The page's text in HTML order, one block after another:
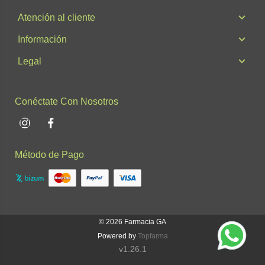
Atención al cliente
Información
Legal
Conéctate Con Nosotros
InstagramFacebook
Método de Pago
© 2026 Farmacia GA
Powered by Topfarma
v1.26.1